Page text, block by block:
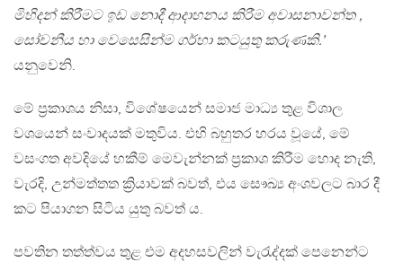
මිහිදන් කිරීමට ඉඩ නොදී ආදාහනය කිරීම අවාසනාවන්ත ,
සෝචනීය හා වෙසෙසින්ම ගර්හා කටයුතු කරුණකි.’
යනුවෙනි.
මේ ප්‍රකාශය නිසා, විශේෂයෙන් සමාජ මාධ්‍ය තුළ විශාල
වශයෙන් සංවාදයක් මතුවිය. එහි බහුතර හරය වූයේ, මේ
වසංගත අවදියේ හකීම් මෙවැන්නක් ප්‍රකාශ කිරීම හොද නැති,
වැරදි, උන්මත්තත ක්‍රියාවක් බවත්, එය සෞඛ්‍ය අංශවලට බාර දී
කට පියාගන සිටිය යුතු බවත් ය.
පවතින තත්ත්වය තුළ එම අදහසවලින් වැරැද්දක් පෙනෙන්ට